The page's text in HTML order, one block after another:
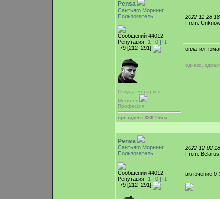
Pensa
Сантьяго Морнинг
Пользователь
Сообщений 44012
Репутация -1 | 0 |+1
-79 [212 -291]
Откуда: Беларусь,
Могилев
Профессия:
президент ФФ Чили
2022-11-28
From:
оплатил.
-----------
однако,
Pensa
Сантьяго Морнинг
Пользователь
Сообщений 44012
Репутация -1 | 0 |+1
-79 [212 -291]
2022-12-02
From:
включение 0-